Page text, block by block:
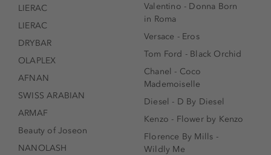
LIERAC
LIERAC
DRYBAR
OLAPLEX
AFNAN
SWISS ARABIAN
ARMAF
Beauty of Joseon
NANOLASH
Valentino - Donna Born
in Roma
Versace - Eros
Tom Ford - Black Orchid
Chanel - Coco
Mademoiselle
Diesel - D By Diesel
Kenzo - Flower by Kenzo
Florence By Mills -
Wildly Me